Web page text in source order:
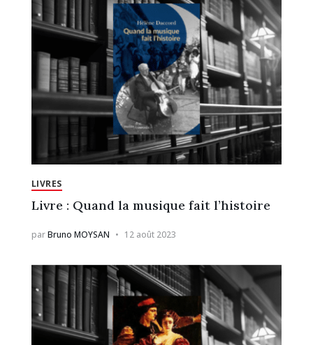
LIVRES
Livre : Quand la musique fait l’histoire
parBruno MOYSAN 12 août 2023